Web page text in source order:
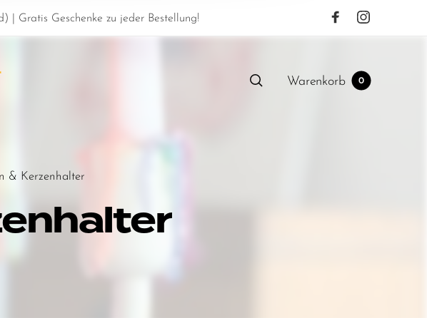
| Gratis Geschenke zu jeder Bestellung!
Warenkorb 0
& Kerzenhalter